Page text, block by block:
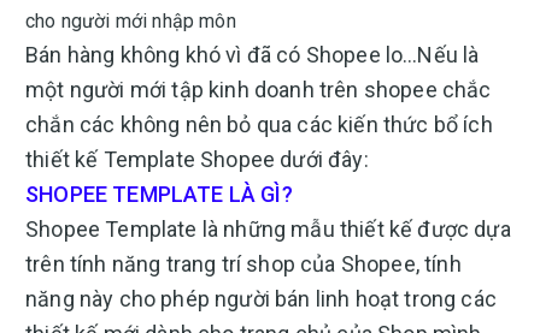
cho người mới nhập môn
Bán hàng không khó vì đã có Shopee lo…Nếu là
một người mới tập kinh doanh trên shopee chắc
chắn các không nên bỏ qua các kiến thức bổ ích
thiết kế Template Shopee dưới đây:
SHOPEE TEMPLATE LÀ GÌ?
Shopee Template là những mẫu thiết kế được dựa
trên tính năng trang trí shop của Shopee, tính
năng này cho phép người bán linh hoạt trong các